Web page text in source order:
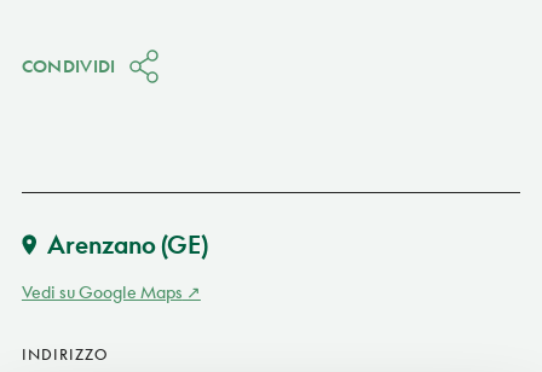
CONDIVIDI
Arenzano(GE)
Vedi su Google Maps
INDIRIZZO